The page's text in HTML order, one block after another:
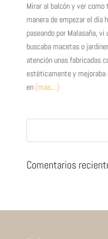
Mirar al balcón y ver
manera de empezar el día
paseando por Malasaña,
buscaba macetas o
atención unas fabricadas
estéticamente y
en (más…)
Comentarios